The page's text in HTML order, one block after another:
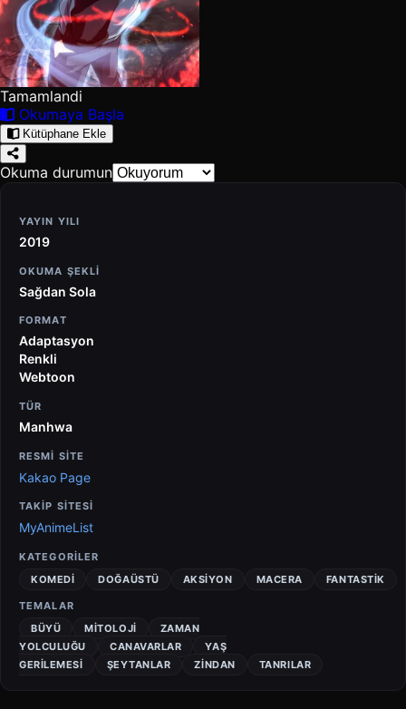
Tamamlandi
Okumaya Başla
Kütüphane Ekle
Okuma durumun
YAYIN YILI
2019
OKUMA ŞEKLI
Sağdan Sola
FORMAT
Adaptasyon
Renkli
Webtoon
TÜR
Manhwa
RESMİ SİTE
Kakao Page
TAKİP SİTESİ
MyAnimeList
KATEGORILER
KOMEDI
DOĞAÜSTÜ AKSIYON MACERA FANTASTIK
TEMALAR
BÜYÜ
MITOLOJI
ZAMAN
YOLCULUĞU
CANAVARLAR
YAŞ
GERILEMESI
ŞEYTANLAR ZINDAN TANRILAR